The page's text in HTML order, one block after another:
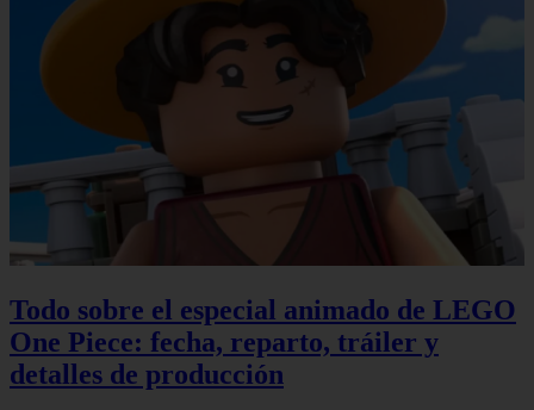
Todo sobre el especial animado de LEGO
One Piece: fecha, reparto, tráiler y
detalles de producción